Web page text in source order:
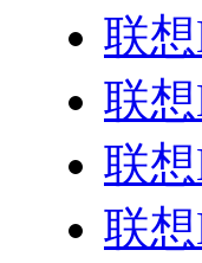
联
联
联
联